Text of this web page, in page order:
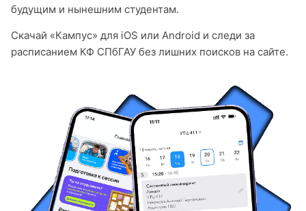
будущим и нынешним студентам.
Скачай «Кампус» для iOS или Android и следи за
расписанием КФ СПбГАУ без лишних поисков на сайте.